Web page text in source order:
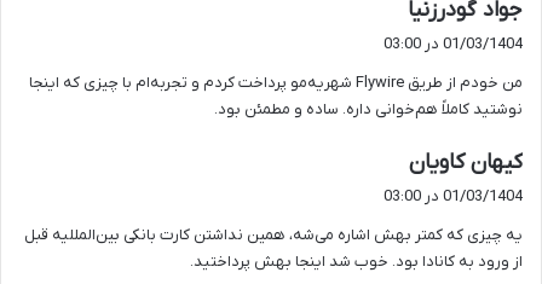
جواد گودرزنیا
ف
01/03/1404 در 03:00
من خودم از طریق Flywire شهریه‌مو پرداخت کردم و تجربه‌ام با چیزی که اینجا
نوشتید کاملاً هم‌خوانی داره. ساده و مطمئن بود.
کیهان کاویان
ف
:
01/03/1404 در 03:00
یه چیزی که کمتر بهش اشاره می‌شه، همین نداشتن کارت بانکی بین‌المللیه قبل
از ورود به کانادا بود. خوب شد اینجا بهش پرداختید.